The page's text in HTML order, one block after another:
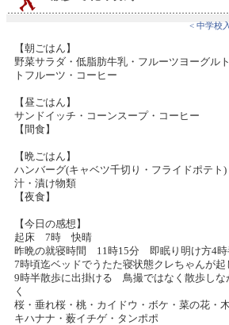
< 中学校
【朝ごはん】
野菜サラダ・低脂肪牛乳・フルーツヨーグル
トフルーツ・コーヒー
【昼ごはん】
サンドイッチ・コーンスープ・コーヒー
【間食】
【晩ごはん】
ハンバーグ(キャベツ千切り・フライドポテト
汁・漬け物類
【夜食】
【今日の感想】
起床 7時 快晴
昨晩の就寝時間 11時15分 即眠り明け方4時
7時頃迄ベッドでうたた寝状態クレちゃんが起
9時半散歩に出掛ける 鳥撮ではなく散歩しな
く
桜・垂れ桜・桃・カイドウ・ボケ・菜の花・
キハナナ・薮イチゲ・タンポポ